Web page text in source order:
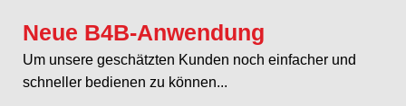
Neue B4B-Anwendung
Um unsere geschätzten Kunden noch einfacher und
schneller bedienen zu können...